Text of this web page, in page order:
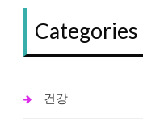
Categories
건강